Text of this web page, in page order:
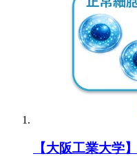
【大阪工業大学